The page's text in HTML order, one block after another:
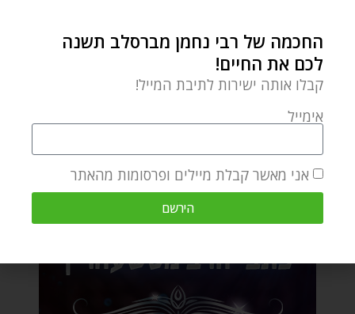
החכמה של רבי נחמן מברסלב תשנה
לכם את החיים!
קבלו אותה ישירות לתיבת המייל!
אימייל
אני מאשר קבלת מיילים ופרסומות מהאתר
הירשם